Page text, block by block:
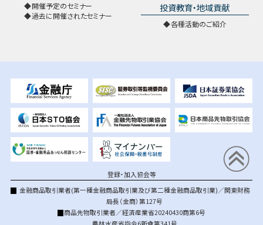
開催予定のセミナー
過去に開催されたセミナー
投資教育・地域貢献
各種活動のご紹介
登録・加入協会等
金融商品取引業者(第一種金融商品取引業及び第二種金融商品取引業)／関東財務
局長（金商）第127号
商品先物取引業者／経済産業省20240430商第6号